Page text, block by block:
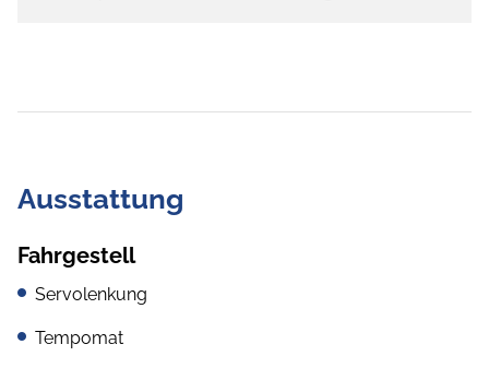
Ausstattung
Fahrgestell
Servolenkung
Tempomat